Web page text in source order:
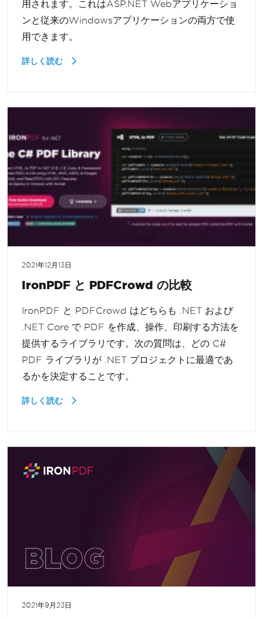
用されます。これはASP.NET Webアプリケーショ
ンと従来のWindowsアプリケーションの両方で使
用できます。
詳しく読む
2021年12月13日
IronPDF と PDFCrowd の比較
IronPDF と PDFCrowd はどちらも .NET および
.NET Core で PDF を作成、操作、印刷する方法を
提供するライブラリです。次の質問は、どの C#
PDF ライブラリが .NET プロジェクトに最適であ
るかを決定することです。
詳しく読む
2021年9月23日